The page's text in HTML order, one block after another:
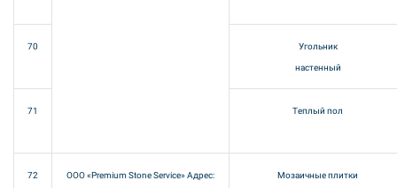
70 Угольник
настенный
71 Теплый пол
72 ООО «Premium Stone Service» Адрес: Мозаичные плитки